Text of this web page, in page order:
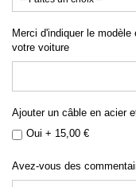
Merci d'indiquer le
votre voiture
Ajouter un câble en acier
Oui + 15,00 €
Avez-vous des